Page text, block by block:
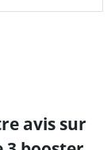
avis sur